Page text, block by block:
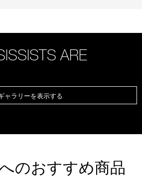
ARE
ャラリーを表示する
のおすすめ商品